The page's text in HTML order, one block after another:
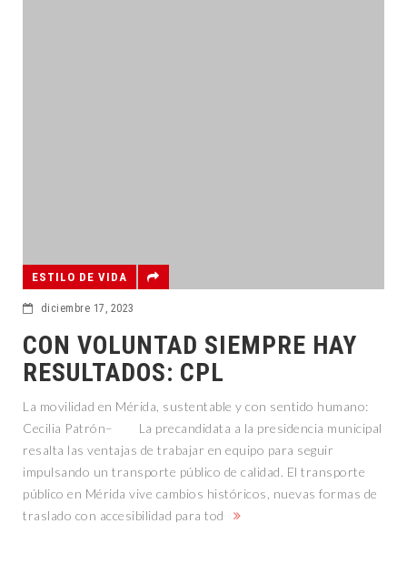
ESTILO DE VIDA
diciembre 17, 2023
CON VOLUNTAD SIEMPRE HAY
RESULTADOS: CPL
La movilidad en Mérida, sustentable y con sentido humano:
Cecilia Patrón– La precandidata a la presidencia municipal
resalta las ventajas de trabajar en equipo para seguir
impulsando un transporte público de calidad. El transporte
público en Mérida vive cambios históricos, nuevas formas de
traslado con accesibilidad para tod